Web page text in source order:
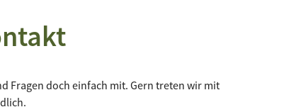
Fragen doch einfach mit. Gern treten wir mit